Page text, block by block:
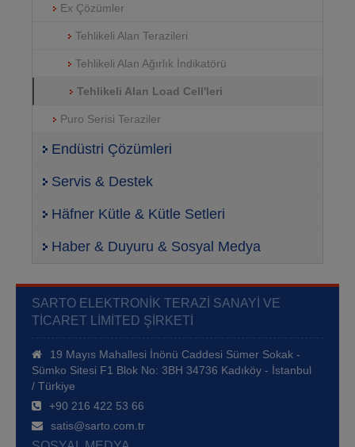
Ex Çözümler
Tehlikeli Alan Terazileri
Tehlikeli Alan Ağırlık İndikatörü
Tehlikeli Alan Load Cell'leri
Puro Serisi Teraziler
Endüstri Çözümleri
Servis & Destek
Häfner Kütle & Kütle Setleri
Haber & Duyuru & Sosyal Medya
SARTO ELEKTRONIK TERAZI SANAYI VE
TICARET LIMITED ŞIRKETI
19 Mayıs Mahallesi İnönü Caddesi Sümer Sokak -
Sümko Sitesi F1 Blok No: 3BH 34736 Kadıköy - İstanbul
/ Türkiye
+90 216 422 53 66
satis@sarto.com.tr